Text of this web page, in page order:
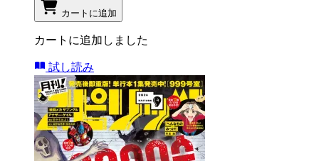
カートに追加
カートに追加しました
試し読み